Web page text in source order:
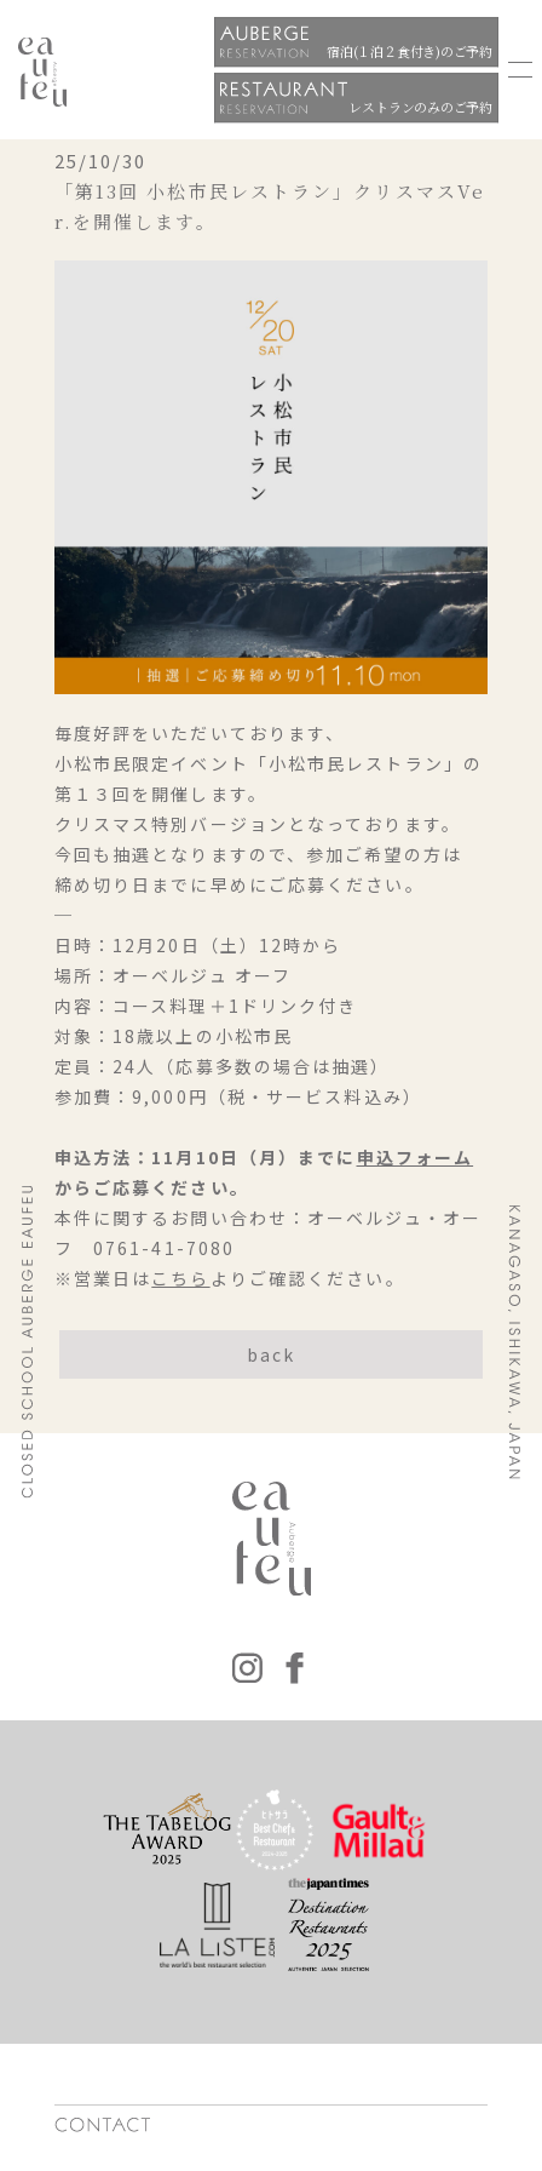
宿泊(１泊２食付き)のご予約
レストランのみのご予約
レストランのみのご予約
25/10/30
「第13回 小松市民レストラン」クリスマスVe
r.を開催します。
毎度好評をいただいております、
小松市民限定イベント「小松市民レストラン」の
第１３回を開催します。
クリスマス特別バージョンとなっております。
今回も抽選となりますので、参加ご希望の方は
締め切り日までに早めにご応募ください。
─
日時：12月20日（土）12時から
場所：オーベルジュ オーフ
内容：コース料理＋1ドリンク付き
対象：18歳以上の小松市民
定員：24人（応募多数の場合は抽選）
参加費：9,000円（税・サービス料込み）
申込方法：11月10日（月）までに 申込フォーム
からご応募ください。
本件に関するお問い合わせ：オーベルジュ・オー
フ 0761-41-7080
※営業日は こちら よりご確認ください。
back